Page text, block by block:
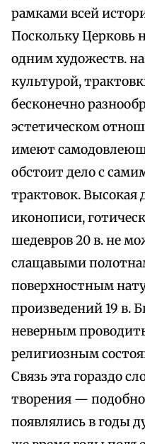
рамками всей
Поскольку Церковь
одним художеств.
культурой,
бесконечно
эстетическом
имеют
обстоит дело с
трактовок. Высокая
иконописи,
шедевров 20 в. не
слащавыми
поверхностным
произведений 19 в.
неверным
религиозным
Связь эта гораздо
творения —
появлялись в годы